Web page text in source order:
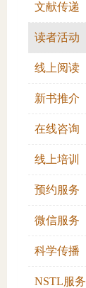
文献传递
读者活动
线上阅读
新书推介
在线咨询
线上培训
预约服务
微信服务
科学传播
NSTL服务